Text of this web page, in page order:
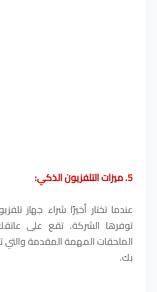
5. ميزات التلفزيون الذكي:
عندما تختار أخيرًا شراء جهاز
توفرها الشركة. تقع على
الملحقات المهمة المقدمة والتي
بك.